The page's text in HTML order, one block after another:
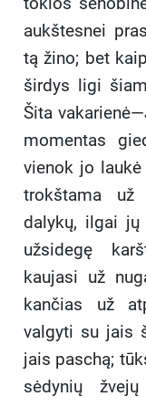
aukštesnei
tą žino; bet
širdys ligi
Šita
momentas
vienok jo laukė
trokštama už
dalykų, ilgai jų
užsidegę
kaujasi už
kančias už
valgyti su jais
jais paschą;
sėdynių